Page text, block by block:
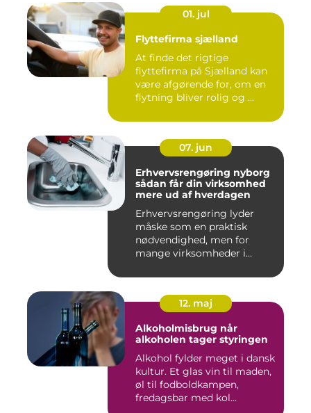
01. jul
Flyttefirma sjælland
At finde det rigtige
flyttefirma på Sjælland kan
være afgørende for, om en
flytning bliver rolig og ...
07. jun
Erhvervsrengøring nyborg
sådan får din virksomhed
mere ud af hverdagen
Erhvervsrengøring lyder
måske som en praktisk
nødvendighed, men for
mange virksomheder i
12. maj
Alkoholmisbrug når
alkoholen tager styringen
Alkohol fylder meget i dansk
kultur. Et glas vin til maden,
øl til fodboldkampen,
fredagsbar med kol...